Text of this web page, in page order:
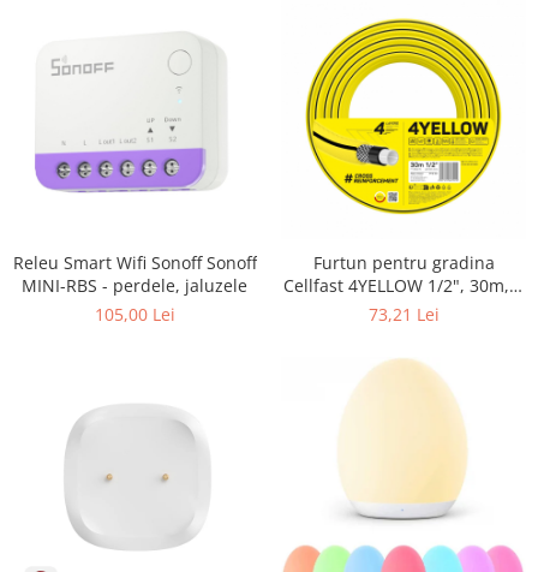
Releu Smart Wifi Sonoff Sonoff
MINI-RBS - perdele, jaluzele
105,00 Lei
Furtun pentru gradina
Cellfast 4YELLOW 1/2", 30m, 4
straturi, protectie UV,
73,21 Lei